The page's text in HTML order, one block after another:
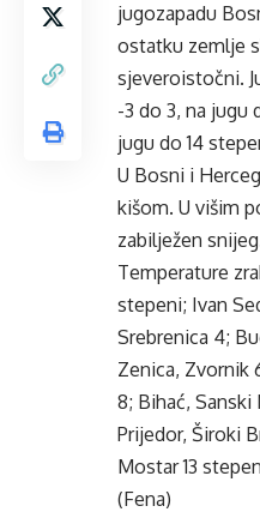
jugozapadu
ostatku zemlje
sjeveroistočni.
-3 do 3, na jugu
jugu do 14
U Bosni i
kišom. U višim
zabilježen
Temperature
stepeni; Ivan
Srebrenica 4;
Zenica, Zvornik
8; Bihać, Sanski
Prijedor, Široki
Mostar 13
(Fena)